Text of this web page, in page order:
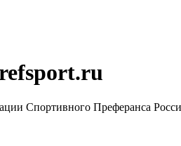
Спортивного Преферанса